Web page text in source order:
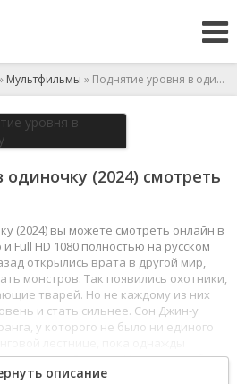
Мультфильмы » Поднятие уровня в одиночку
(2024) смотреть
(2024) вы можете смотреть онлайн в
Full HD 1080 полностью на русском
открылись врата в другой мир,
монстров. Так появились охотники,
тварей. Но не каждому из них
и стать сильнее. Сон Джин-у
у которого не было ни единого
D-ранга. Чуть не погибнув
секрет повышения уровня.
описание